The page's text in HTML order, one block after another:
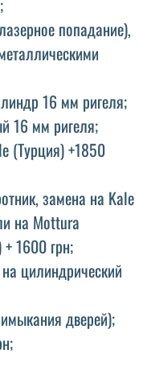
попадание),
16 мм ригеля;
16 мм ригеля;
(Турция) +1850
замена на Kale
на Mottura
1600 грн;
цилиндрический
дверей);